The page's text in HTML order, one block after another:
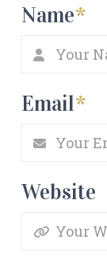
Name*
Email*
Website